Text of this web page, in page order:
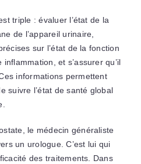
triple : évaluer l’état de la
de l’appareil urinaire,
sur l’état de la fonction
et s’assurer qu’il
informations permettent
suivre l’état de santé global
le médecin généraliste
un urologue. C’est lui qui
des traitements. Dans